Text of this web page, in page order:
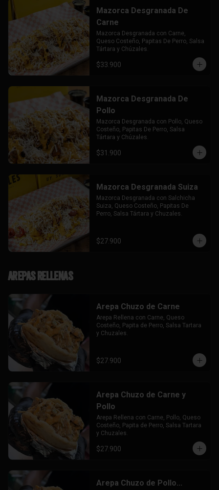
Mazorca Desgranada De
Carne
Mazorca Desgranada con Carne,
Queso Costeño, Papitas De Perro, Salsa
Tártara y Chúzales.
$33.900
Mazorca Desgranada De
Pollo
Mazorca Desgranada con Pollo, Queso
Costeño, Papitas De Perro, Salsa
Tártara y Chúzales.
$31.900
Mazorca Desgranada Suiza
Mazorca Desgranada con Salchicha
Suiza, Queso Costeño, Papitas De
Perro, Salsa Tártara y Chuzales.
$27.900
Arepas Rellenas
Arepa Chuzo de Carne
Arepa Rellena con Carne, Queso
Costeño, Papita de Perro, Salsa Tartara
y Chuzales.
$27.900
Arepa Chuzo de Carne y
Pollo
Arepa Rellena con Carne, Pollo, Queso
Costeño, Papita de Perro, Salsa Tartara
y Chuzales.
$27.900
Arepa Chuzo de Pollo...